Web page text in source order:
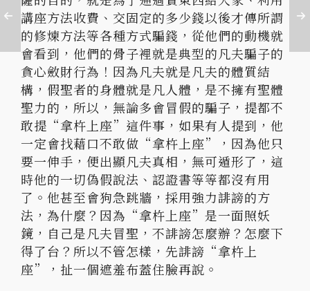
講座方法收費、交固定的多少錢以後才傳所謂
的修煉方法等各種方式騙錢，從他們的動機就
會看到，他們的骨子裡就是典型的凡夫騙子的
貪心斂財行為！因為凡夫就是凡夫的體質結
構，假聖者的身體就是凡人體，是不擁有聖體
聖力的，所以，無論多會冒假的騙子，提都不
敢提“拿杵上座”這件事，如果有人提到，他
一定會找藉口不敢做“拿杵上座”，因為他只
要一伸手，便出顯凡夫真相，無可遁形了，這
時他的一切偽假說法、認證書等等都沒有用
了。他甚至會狗急跳牆，採用強力誹謗的方
法，為什麼？因為“拿杵上座”是一面照妖
鏡，自己是凡夫冒聖，不誹謗怎麼辦？怎麼下
得了台？所以不管怎樣，先誹謗“拿杵上
座”，扯一個遮羞布蓋住臉再說。